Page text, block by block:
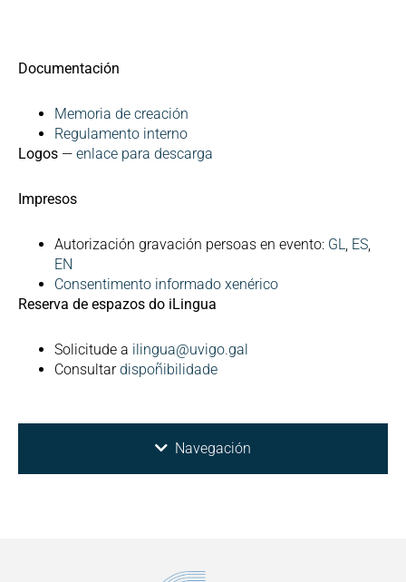
Documentación
Memoria de creación
Regulamento interno
Logos — enlace para descarga
Impresos
Autorización gravación persoas en evento: GL, ES,
EN
Consentimento informado xenérico
Reserva de espazos do iLingua
Solicitude a ilingua@uvigo.gal
Consultardispoñibilidade
Navegación